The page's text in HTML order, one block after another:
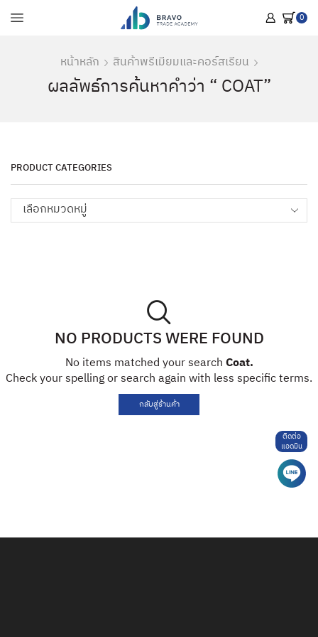
0
หน้าหลัก สินค้าพรีเมียมและคอร์สเรียน
ผลลัพธ์การค้นหาคำว่า “ COAT”
PRODUCT CATEGORIES
เลือกหมวดหมู่
NO PRODUCTS WERE FOUND
No items matched your searchCoat.
Check your spelling or search again with less specific terms.
กลับสู่ร้านค้า
ติดต่อ
แอดมิน